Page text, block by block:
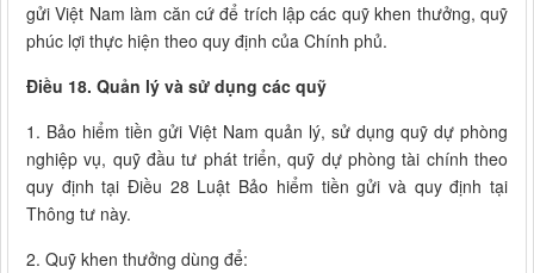
gửi Việt Nam làm căn cứ để trích lập các quỹ khen thưởng, quỹ
phúc lợi thực hiện theo quy định của Chính phủ.
Điều 18. Quản lý và sử dụng các quỹ
1. Bảo hiểm tiền gửi Việt Nam quản lý, sử dụng quỹ dự phòng
nghiệp vụ, quỹ đầu tư phát triển, quỹ dự phòng tài chính theo
quy định tại Điều 28 Luật Bảo hiểm tiền gửi và quy định tại
Thông tư này.
2. Quỹ khen thưởng dùng để: